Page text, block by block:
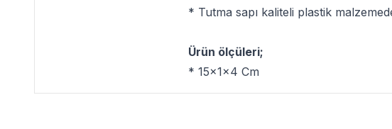
* Tutma sapı kaliteli plastik
Ürün ölçüleri;
* 15x1x4 Cm